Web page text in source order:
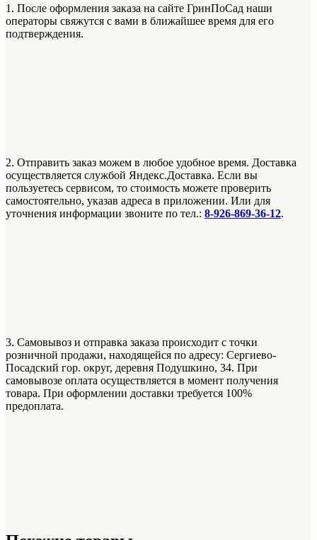
1. После оформления заказа на сайте ГринПоСад наши
операторы свяжутся с вами в ближайшее время для его
подтверждения.
2. Отправить заказ можем в любое удобное время. Доставка
осуществляется службой Яндекс.Доставка. Если вы
пользуетесь сервисом, то стоимость можете проверить
самостоятельно, указав адреса в приложении. Или для
уточнения информации звоните по тел.: 8-926-869-36-12.
3. Самовывоз и отправка заказа происходит с точки
розничной продажи, находящейся по адресу: Сергиево-
Посадский гор. округ, деревня Подушкино, 34. При
самовывозе оплата осуществляется в момент получения
товара. При оформлении доставки требуется 100%
предоплата.